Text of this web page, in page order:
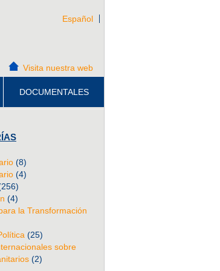
Español
Visita nuestra web
DOCUMENTALES
(8)
(4)
(4)
la Transformación
(25)
sobre
(2)